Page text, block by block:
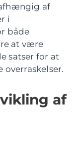
af
i
både
at være
satser for at
af